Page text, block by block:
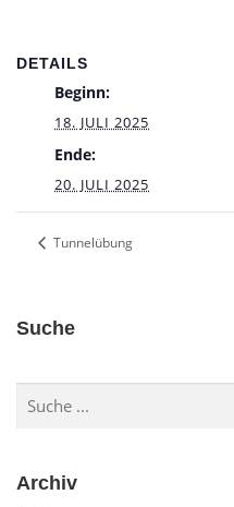
DETAILS
Beginn:
18. JULI 2025
Ende:
20. JULI 2025
Tunnelübung
Suche
Archiv